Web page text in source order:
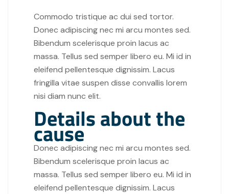
Commodo tristique ac dui sed tortor.
Donec adipiscing nec mi arcu montes sed.
Bibendum scelerisque proin lacus ac
massa. Tellus sed semper libero eu. Mi id in
eleifend pellentesque dignissim. Lacus
fringilla vitae suspen disse convallis lorem
nisi diam nunc elit.
Details about the
cause
Donec adipiscing nec mi arcu montes sed.
Bibendum scelerisque proin lacus ac
massa. Tellus sed semper libero eu. Mi id in
eleifend pellentesque dignissim. Lacus